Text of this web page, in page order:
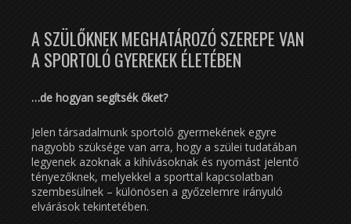
A SZÜLŐKNEK MEGHATÁROZÓ SZEREPE VAN
A SPORTOLÓ GYEREKEK ÉLETÉBEN
…de hogyan segítsék őket?
Jelen társadalmunk sportoló gyermekének egyre
nagyobb szüksége van arra, hogy a szülei tudatában
legyenek azoknak a kihívásoknak és nyomást jelentő
tényezőknek, melyekkel a sporttal kapcsolatban
szembesülnek – különösen a győzelemre irányuló
elvárások tekintetében.